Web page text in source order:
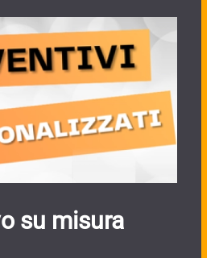
su misura